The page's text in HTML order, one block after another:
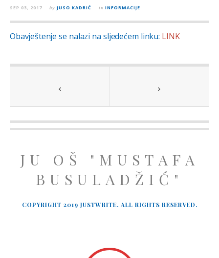
SEP 03, 2017 by JUSO KADRIĆ in INFORMACIJE
Obavještenje se nalazi na sljedećem linku: LINK
JU OŠ "MUSTAFA
BUSULADŽIĆ"
COPYRIGHT 2019 JUSTWRITE. ALL RIGHTS RESERVED.